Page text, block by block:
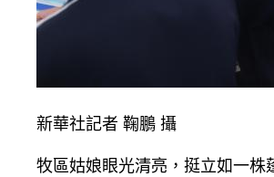
新華社記者 鞠鵬 攝
牧區姑娘眼光清亮，挺立如一